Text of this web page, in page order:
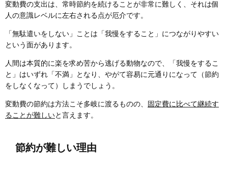
変動費の支出は、常時節約を続けることが非常に難しく、それは個
人の意識レベルに左右される点が厄介です。
「無駄遣いをしない」ことは「我慢をすること」につながりやすい
という面があります。
人間は本質的に楽を求め苦から逃げる動物なので、「我慢をするこ
と」はいずれ「不満」となり、やがて容易に元通りになって（節約
をしなくなって）しまうでしょう。
変動費の節約は方法こそ多岐に渡るものの、
固定費に比べて継続す
ることが難しいと言えます。
節約が難しい理由